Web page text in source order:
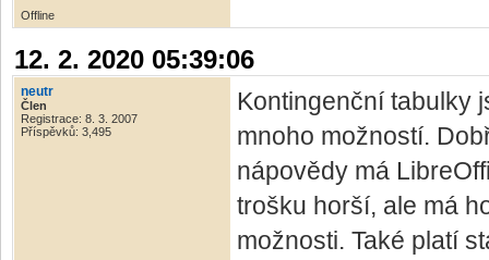
Offline
12. 2. 2020 05:39:06
neutr
Člen
Registrace: 8. 3. 2007
Příspěvků: 3,495
Kontingenční tabulky
mnoho možností.
nápovědy má
trošku horší, ale má
možnosti. Také platí